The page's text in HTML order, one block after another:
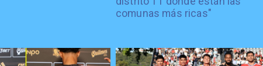
comunas más ricas"